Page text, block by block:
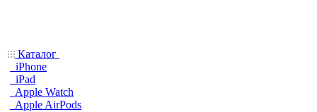
Каталог
iPhone
iPad
Apple Watch
Apple AirPods